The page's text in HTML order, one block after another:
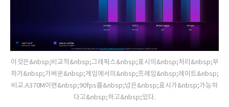
이것은&nbsp;비교적&nbsp;그래픽스&nbsp;표시의&nbsp;처리&nbsp;부
하가&nbsp;가벼운&nbsp;게임에서의&nbsp;프레임&nbsp;레이트&nbsp;
비교.A370M이면&nbsp;90fps를&nbsp;넘은&nbsp;표시가&nbsp;가능하
다고&nbsp;하고&nbsp;있다.